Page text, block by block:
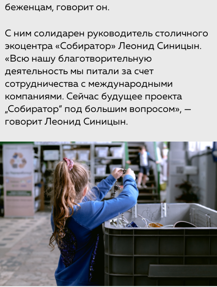
беженцам, говорит он.
С ним солидарен руководитель столичного
экоцентра «Собиратор» Леонид Синицын.
«Всю нашу благотворительную
деятельность мы питали за счет
сотрудничества с международными
компаниями. Сейчас будущее проекта
„Собиратор“ под большим вопросом», —
говорит Леонид Синицын.